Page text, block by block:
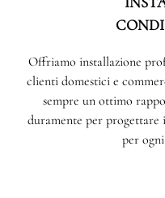
Offriamo installazione
clienti domestici e
sempre un ottimo
duramente per progettare
per